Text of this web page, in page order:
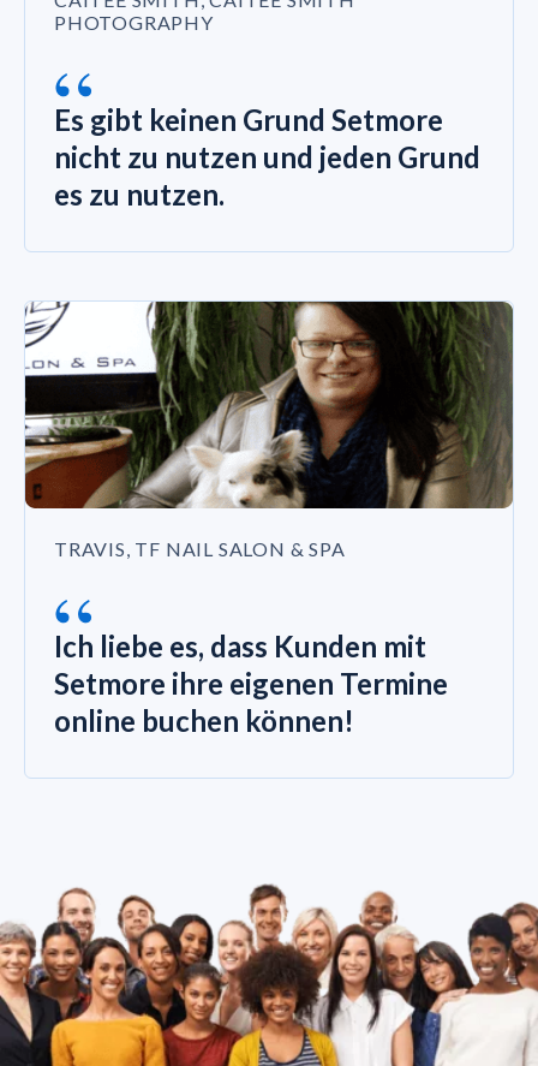
PHOTOGRAPHY
“
Es gibt keinen Grund Setmore
nicht zu nutzen und jeden Grund
es zu nutzen.
TRAVIS, TF NAIL SALON & SPA
“
Ich liebe es, dass Kunden mit
Setmore ihre eigenen Termine
online buchen können!